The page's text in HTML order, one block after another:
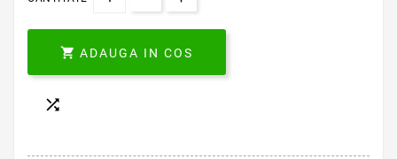
 ADAUGA IN COS
